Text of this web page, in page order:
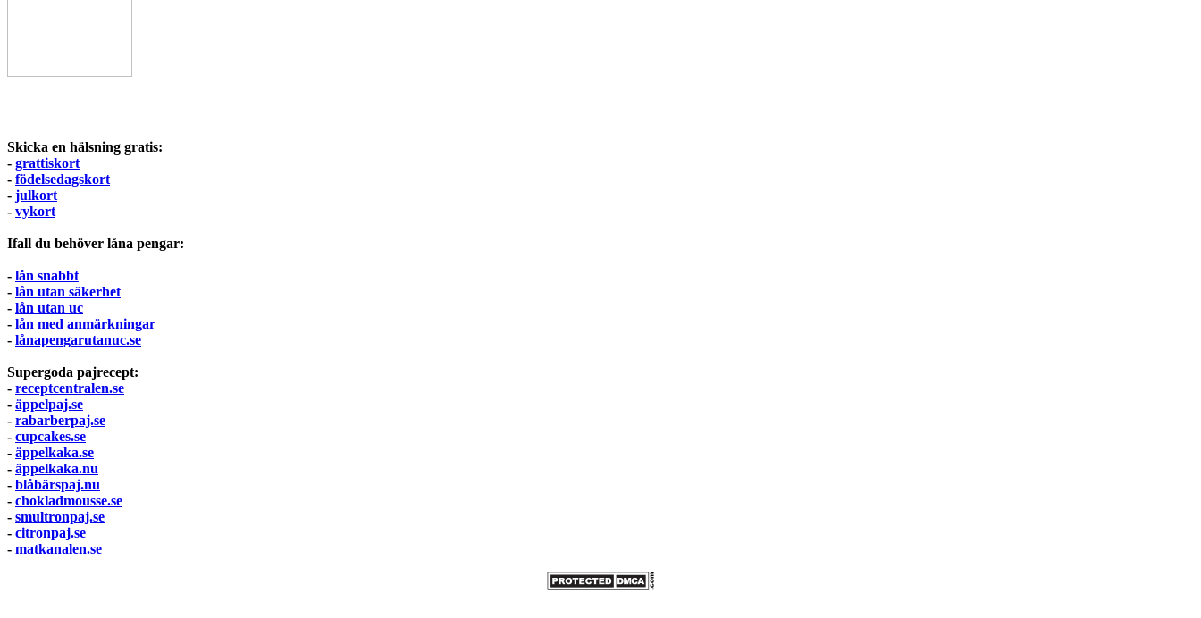
Skicka en hälsning gratis:
- grattiskort
- födelsedagskort
- julkort
- vykort
Ifall du behöver låna pengar:
- lån snabbt
- lån utan säkerhet
- lån utan uc
- lån med anmärkningar
- lånapengarutanuc.se
Supergoda pajrecept:
- receptcentralen.se
- äppelpaj.se
- rabarberpaj.se
- cupcakes.se
- äppelkaka.se
- äppelkaka.nu
- blåbärspaj.nu
- chokladmousse.se
- smultronpaj.se
- citronpaj.se
- matkanalen.se